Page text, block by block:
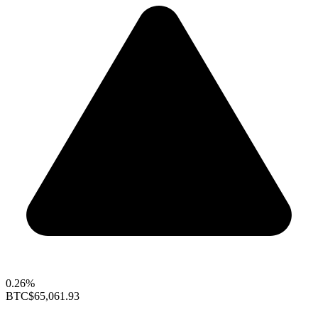
0.26%
BTC$65,061.93